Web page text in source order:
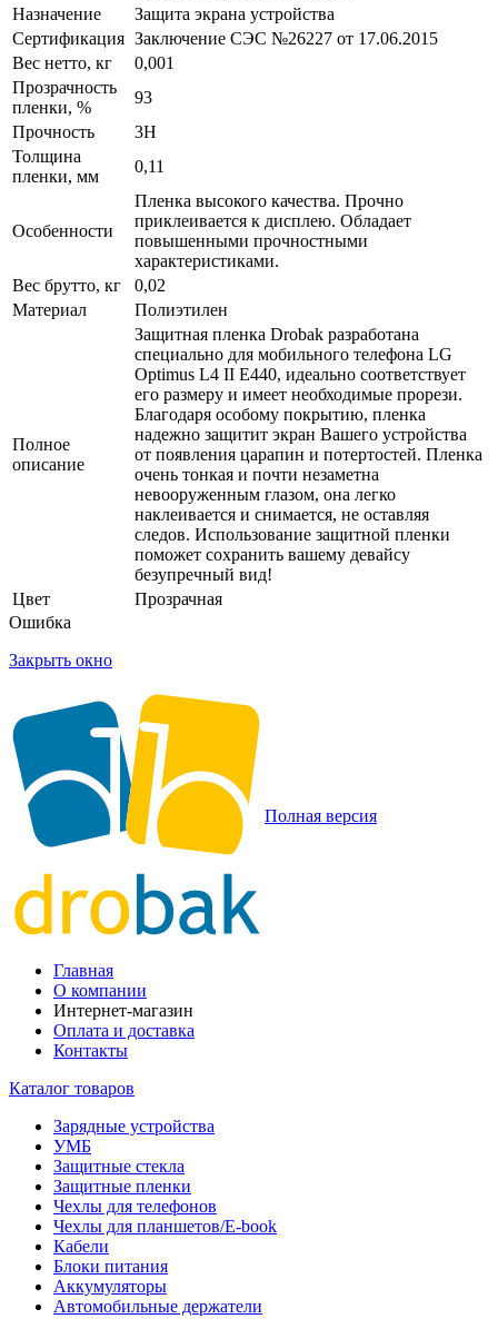
Назначение
Защита экрана устройства
Сертификация Заключение СЭС №26227 от 17.06.2015
Вес нетто, кг
0,001
Прозрачность
пленки, %
93
Прочность
3H
Толщина
пленки, мм
0,11
Особенности
Пленка высокого качества. Прочно
приклеивается к дисплею. Обладает
повышенными прочностными
характеристиками.
Вес брутто, кг
0,02
Материал
Полиэтилен
Полное
описание
Защитная пленка Drobak разработана
специально для мобильного телефона LG
Optimus L4 II E440, идеально соответствует
его размеру и имеет необходимые прорези.
Благодаря особому покрытию, пленка
надежно защитит экран Вашего устройства
от появления царапин и потертостей. Пленка
очень тонкая и почти незаметна
невооруженным глазом, она легко
наклеивается и снимается, не оставляя
следов. Использование защитной пленки
поможет сохранить вашему девайсу
безупречный вид!
Цвет
Прозрачная
Ошибка
Закрыть окно
Полная версия
Главная
О компании
Интернет-магазин
Оплата и доставка
Контакты
Каталог товаров
Зарядные устройства
УМБ
Защитные стекла
Защитные пленки
Чехлы для телефонов
Чехлы для планшетов/E-book
Кабели
Блоки питания
Аккумуляторы
Автомобильные держатели